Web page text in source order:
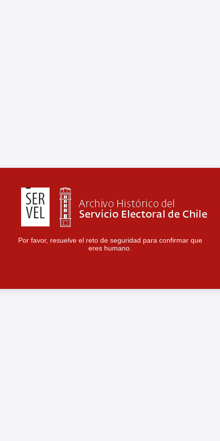
Por favor, resuelve el reto de seguridad para confirmar que
eres humano.